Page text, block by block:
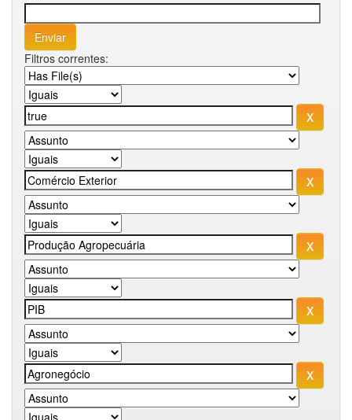
Filtros correntes: